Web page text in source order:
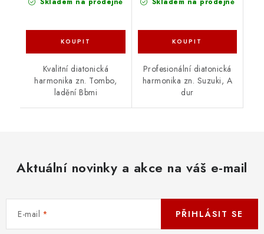
Kvalitní diatonická
harmonika zn. Tombo,
ladění Bbmi
Profesionální diatonická
harmonika zn. Suzuki, A
dur
Aktuální novinky a akce na váš e-mail
E-mail PŘIHLÁSIT SE